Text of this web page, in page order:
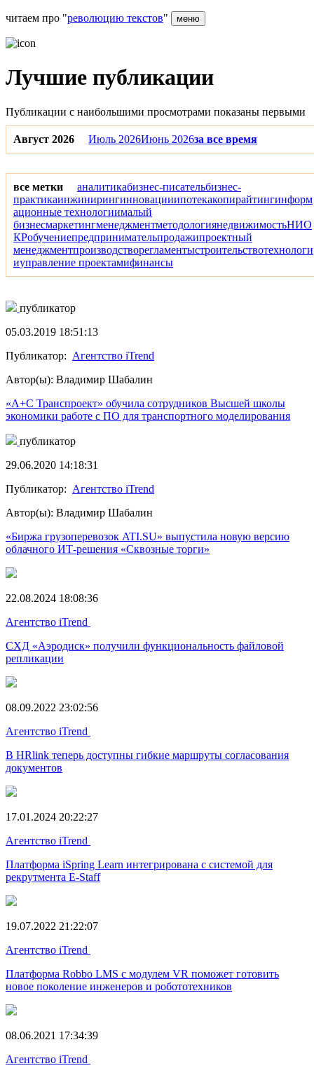
читаем про "революцию текстов" меню
Лучшие публикации
Публикации с наибольшими просмотрами показаны первыми
Август 2026 Июль 2026Июнь 2026за все время
все метки аналитикабизнес-писательбизнес-
практикаинжинирингинновацииипотекакопирайтингинформ
ационные технологиималый
бизнесмаркетингменеджментметодологиянедвижимостьНИО
КРобучениепредпринимательпродажипроектный
менеджментпроизводстворегламентыстроительствотехнологи
иуправление проектамифинансы
публикатор
05.03.2019 18:51:13
Публикатор: Агентство iTrend
Автор(ы): Владимир Шабалин
«А+С Транспроект» обучила сотрудников Высшей школы
экономики работе с ПО для транспортного моделирования
публикатор
29.06.2020 14:18:31
Публикатор: Агентство iTrend
Автор(ы): Владимир Шабалин
«Биржа грузоперевозок ATI.SU» выпустила новую версию
облачного ИТ-решения «Сквозные торги»
22.08.2024 18:08:36
Агентство iTrend
СХД «Аэродиск» получили функциональность файловой
репликации
08.09.2022 23:02:56
Агентство iTrend
В HRlink теперь доступны гибкие маршруты согласования
документов
17.01.2024 20:22:27
Агентство iTrend
Платформа iSpring Learn интегрирована с системой для
рекрутмента E-Staff
19.07.2022 21:22:07
Агентство iTrend
Платформа Robbo LMS с модулем VR поможет готовить
новое поколение инженеров и робототехников
08.06.2021 17:34:39
Агентство iTrend